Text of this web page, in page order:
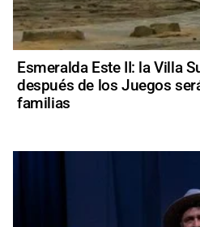
Esmeralda Este II: la Villa
después de los Juegos
familias